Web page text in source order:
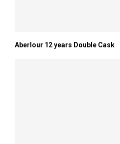
Aberlour 12 years Double Cask